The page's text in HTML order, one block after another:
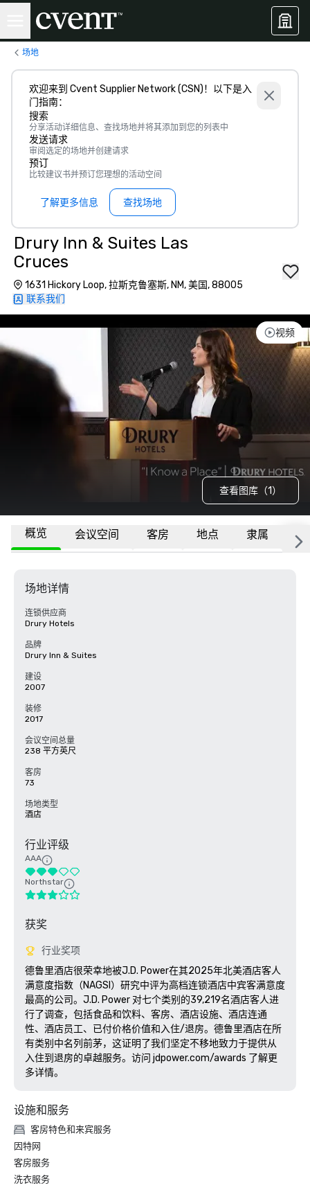
场地
欢迎来到 Cvent Supplier Network (CSN)！以下是入
门指南：
搜索
分享活动详细信息、查找场地并将其添加到您的列表中
发送请求
审阅选定的场地并创建请求
预订
比较建议书并预订您理想的活动空间
了解更多信息 查找场地
Drury Inn & Suites Las
Cruces
1631 Hickory Loop, 拉斯克鲁塞斯, NM, 美国, 88005
联系我们
视频
查看图库（1）
概览 会议空间 客房 地点 隶属 更
场地详情
连锁供应商
Drury Hotels
品牌
Drury Inn & Suites
建设
2007
装修
2017
会议空间总量
238 平方英尺
客房
73
场地类型
酒店
行业评级
AAA
Northstar
获奖
行业奖项
德鲁里酒店很荣幸地被J.D. Power在其2025年北美酒店客人
满意度指数（NAGSI）研究中评为高档连锁酒店中宾客满意度
最高的公司。J.D. Power 对七个类别的39,219名酒店客人进
行了调查，包括食品和饮料、客房、酒店设施、酒店连通
性、酒店员工、已付价格价值和入住/退房。德鲁里酒店在所
有类别中名列前茅，这证明了我们坚定不移地致力于提供从
入住到退房的卓越服务。访问 jdpower.com/awards 了解更
设施和服务
客房特色和来宾服务
因特网
客房服务
洗衣服务